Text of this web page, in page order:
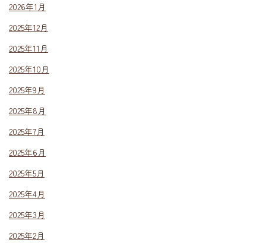
2026年1月
2025年12月
2025年11月
2025年10月
2025年9月
2025年8月
2025年7月
2025年6月
2025年5月
2025年4月
2025年3月
2025年2月